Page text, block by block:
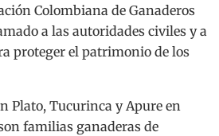
Colombiana de Ganaderos
a las autoridades civiles y a
proteger el patrimonio de los
Plato, Tucurinca y Apure en
familias ganaderas de